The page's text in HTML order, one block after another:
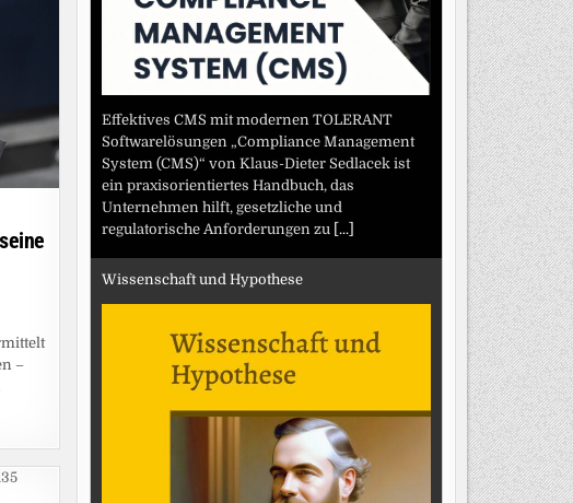
–
Effektives CMS mit modernen TOLERANT
Softwarelösungen „Compliance Management
System (CMS)“ von Klaus-Dieter Sedlacek ist
ein praxisorientiertes Handbuch, das
Unternehmen hilft, gesetzliche und
regulatorische Anforderungen zu [...]
Wissenschaft und Hypothese